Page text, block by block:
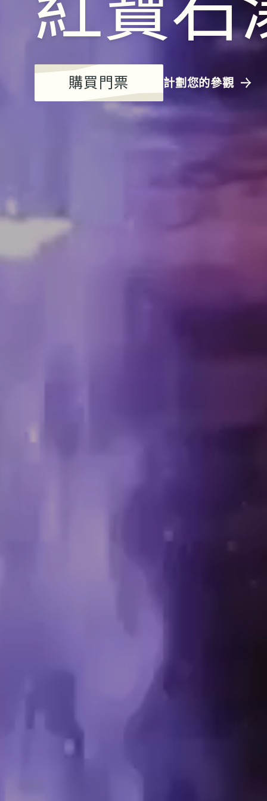
購買門票 計劃您的參觀